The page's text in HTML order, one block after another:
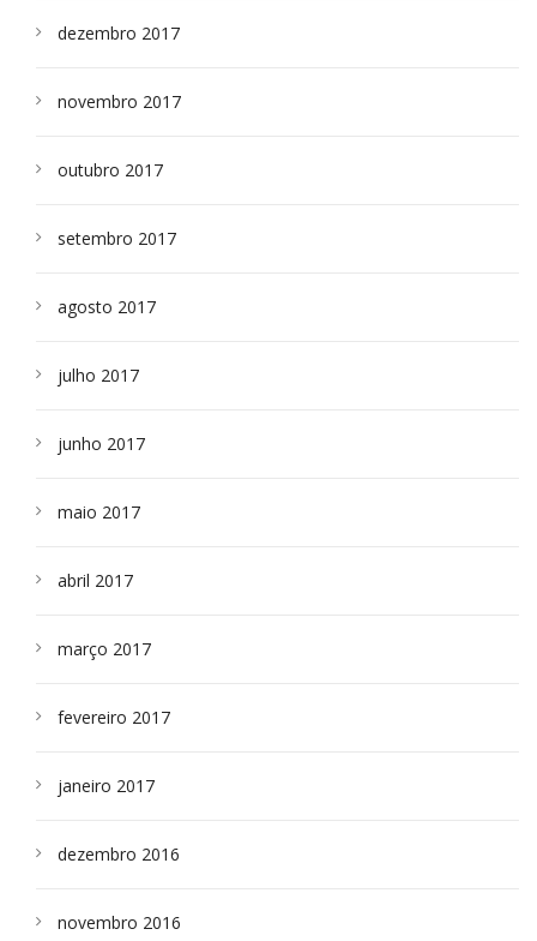
dezembro 2017
novembro 2017
outubro 2017
setembro 2017
agosto 2017
julho 2017
junho 2017
maio 2017
abril 2017
março 2017
fevereiro 2017
janeiro 2017
dezembro 2016
novembro 2016